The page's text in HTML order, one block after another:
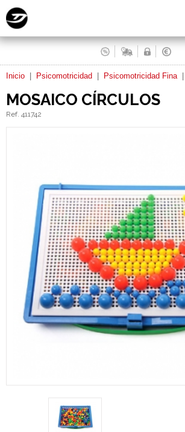
Inicio Psicomotricidad Psicomotricidad Fina|
MOSAICO CÍRCULOS
Ref. 411742